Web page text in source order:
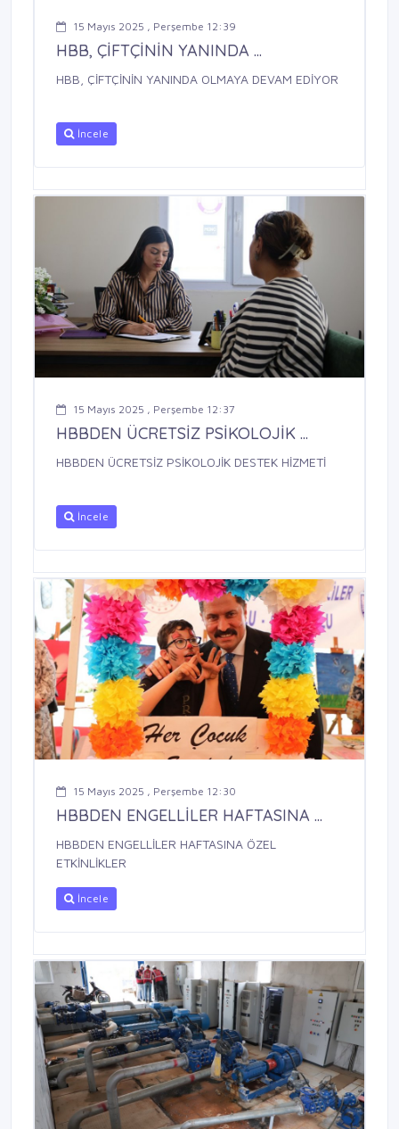
15 Mayıs 2025 , Perşembe 12:39
HBB, ÇİFTÇİNİN YANINDA ...
HBB, ÇİFTÇİNİN YANINDA OLMAYA DEVAM EDİYOR
İncele
15 Mayıs 2025 , Perşembe 12:37
HBBDEN ÜCRETSİZ PSİKOLOJİK ...
HBBDEN ÜCRETSİZ PSİKOLOJİK DESTEK HİZMETİ
İncele
15 Mayıs 2025 , Perşembe 12:30
HBBDEN ENGELLİLER HAFTASINA ...
HBBDEN ENGELLİLER HAFTASINA ÖZEL
ETKİNLİKLER
İncele